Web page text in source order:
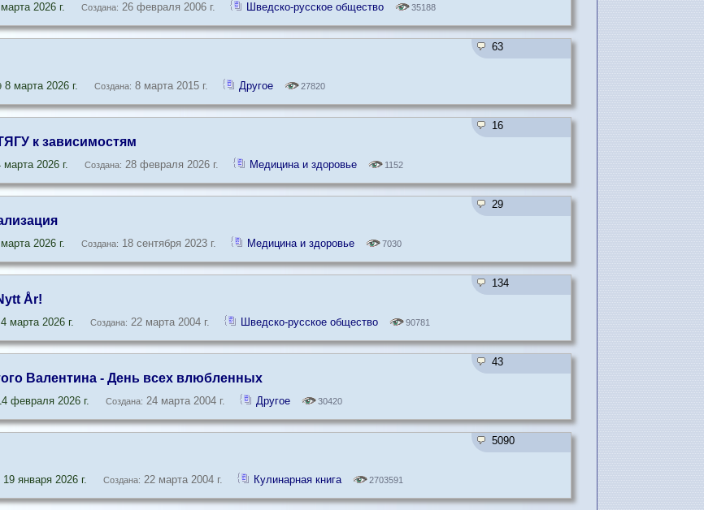
2026 г. Создана: 26 февраля 2006 г. Шведско-русское общество 35188
63
8 марта 2026 г. Создана: 8 марта 2015 г. Другое 27820
16
к зависимостям
2026 г. Создана: 28 февраля 2026 г. Медицина и здоровье 1152
29
2026 г. Создана: 18 сентября 2023 г. Медицина и здоровье 7030
134
År!
марта 2026 г. Создана: 22 марта 2004 г. Шведско-русское общество 90781
43
Валентина - День всех влюбленных
февраля 2026 г. Создана: 24 марта 2004 г. Другое 30420
5090
19 января 2026 г. Создана: 22 марта 2004 г. Кулинарная книга 2703591